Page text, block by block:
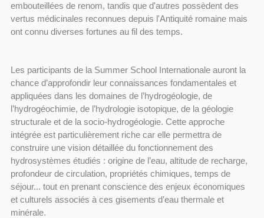
embouteillées de renom, tandis que d'autres possèdent des
vertus médicinales reconnues depuis l'Antiquité romaine mais
ont connu diverses fortunes au fil des temps.
Les participants de la Summer School Internationale auront la
chance d’approfondir leur connaissances fondamentales et
appliquées dans les domaines de l’hydrogéologie, de
l’hydrogéochimie, de l’hydrologie isotopique, de la géologie
structurale et de la socio-hydrogéologie. Cette approche
intégrée est particulièrement riche car elle permettra de
construire une vision détaillée du fonctionnement des
hydrosystèmes étudiés : origine de l’eau, altitude de recharge,
profondeur de circulation, propriétés chimiques, temps de
séjour... tout en prenant conscience des enjeux économiques
et culturels associés à ces gisements d’eau thermale et
minérale.